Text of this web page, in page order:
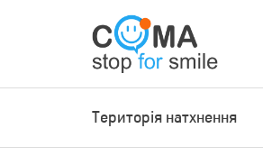
Територія натхнення